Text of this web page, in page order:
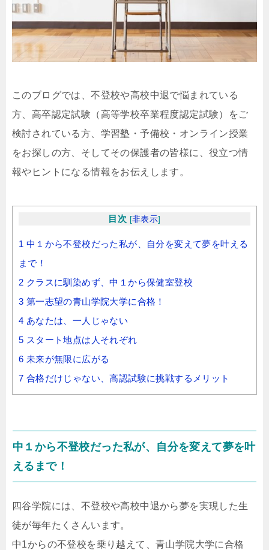
このブログでは、不登校や高校中退で悩まれている
方、高卒認定試験（高等学校卒業程度認定試験）をご
検討されている方、学習塾・予備校・オンライン授業
をお探しの方、そしてその保護者の皆様に、役立つ情
報やヒントになる情報をお伝えします。
目次 [非表示]
1 中１から不登校だった私が、自分を変えて夢を叶える
まで！
2 クラスに馴染めず、中１から保健室登校
3 第一志望の青山学院大学に合格！
4 あなたは、一人じゃない
5 スタート地点は人それぞれ
6 未来が無限に広がる
7 合格だけじゃない、高認試験に挑戦するメリット
中１から不登校だった私が、自分を変えて夢を叶
えるまで！
四谷学院には、不登校や高校中退から夢を実現した生
徒が毎年たくさんいます。
中1からの不登校を乗り越えて、青山学院大学に合格